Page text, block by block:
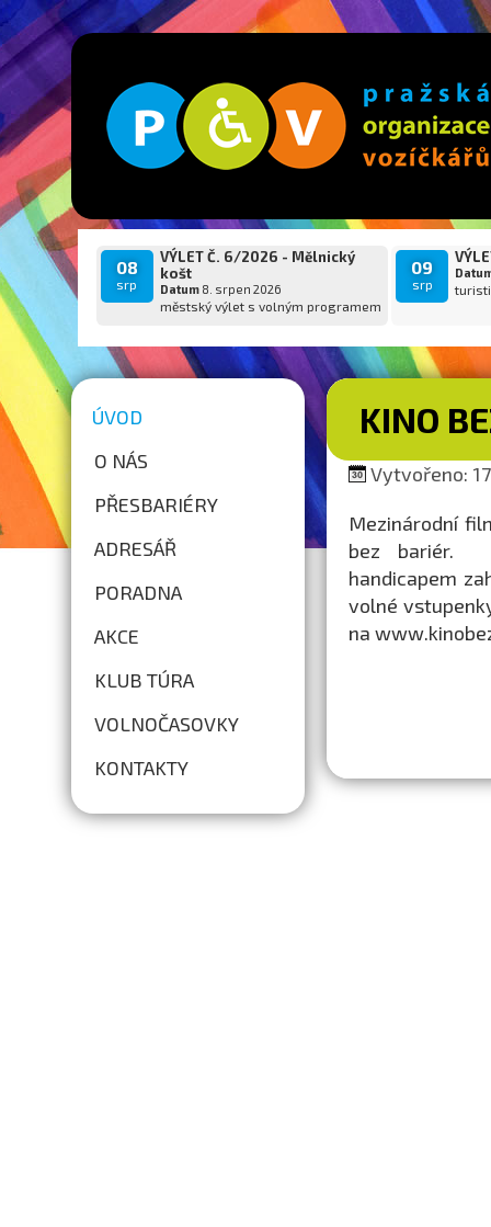
08
srp
VÝLET Č. 6/2026 - Mělnický
košt
Datum8. srpen 2026
městský výlet s volným programem
09
srp
ÚVOD
O NÁS
PŘESBARIÉRY
ADRESÁŘ
PORADNA
AKCE
KLUB TÚRA
VOLNOČASOVKY
KONTAKTY
KINO
Vytvořeno:
Mezinárodní
bez bariér.
handicapem
volné
na